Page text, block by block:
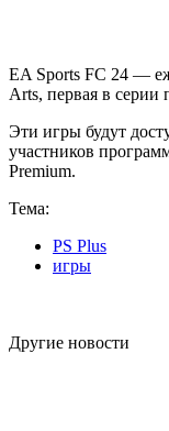
EA Sports FC 24 —
Arts, первая в серии
Эти игры будут
участников
Premium.
Тема:
PS Plus
игры
Другие новости